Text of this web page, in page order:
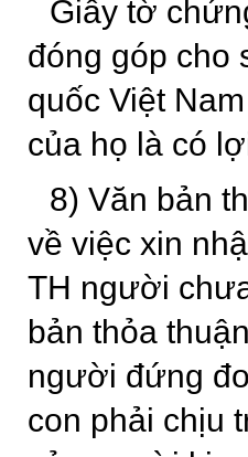
Giấy tờ
đóng góp cho
quốc Việt
của họ là có
8) Văn bản
về việc xin
TH người
bản thỏa
người đứng
con phải chịu